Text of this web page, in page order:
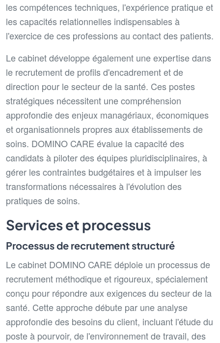
les compétences techniques, l'expérience pratique et
les capacités relationnelles indispensables à
l'exercice de ces professions au contact des patients.
Le cabinet développe également une expertise dans
le recrutement de profils d'encadrement et de
direction pour le secteur de la santé. Ces postes
stratégiques nécessitent une compréhension
approfondie des enjeux managériaux, économiques
et organisationnels propres aux établissements de
soins. DOMINO CARE évalue la capacité des
candidats à piloter des équipes pluridisciplinaires, à
gérer les contraintes budgétaires et à impulser les
transformations nécessaires à l'évolution des
pratiques de soins.
Services et processus
Processus de recrutement structuré
Le cabinet DOMINO CARE déploie un processus de
recrutement méthodique et rigoureux, spécialement
conçu pour répondre aux exigences du secteur de la
santé. Cette approche débute par une analyse
approfondie des besoins du client, incluant l'étude du
poste à pourvoir, de l'environnement de travail, des